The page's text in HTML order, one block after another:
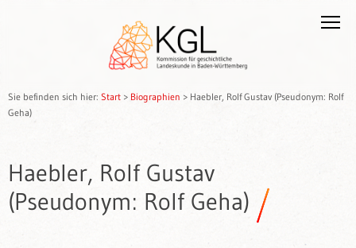
Sie befinden sich hier: Start > Biographien > Haebler, Rolf Gustav (Pseudonym: Rolf
Geha)
Haebler, Rolf Gustav
(Pseudonym: Rolf Geha)